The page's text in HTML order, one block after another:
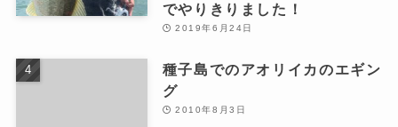
でやりきりました！
2019年6月24日
種子島でのアオリイカのエギン
グ
2010年8月3日